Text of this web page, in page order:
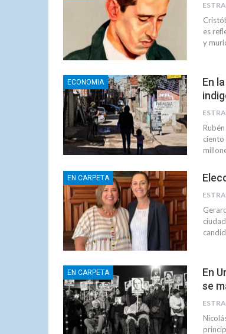
es
y
ECONOMIA
En
ciento
EN CARPETA
EN CARPETA
En
se